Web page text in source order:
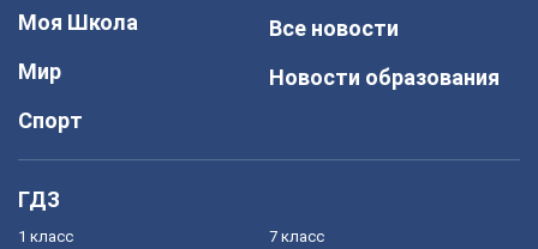
Моя Школа
Мир
Спорт
Все новости
Новости образования
ГДЗ
1 класс 7 класс